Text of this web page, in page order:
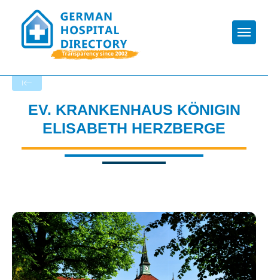
EV. KRANKENHAUS KÖNIGIN
ELISABETH HERZBERGE